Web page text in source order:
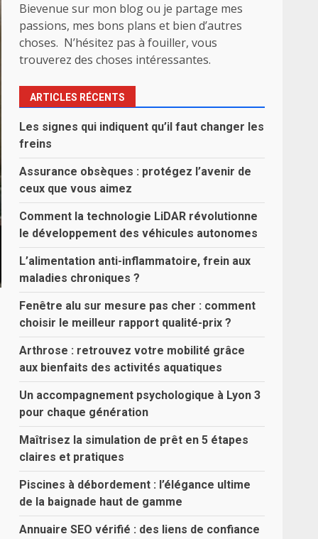
Bievenue sur mon blog ou je partage mes
passions, mes bons plans et bien d’autres
choses. N’hésitez pas à fouiller, vous
trouverez des choses intéressantes.
ARTICLES RÉCENTS
Les signes qui indiquent qu’il faut changer les
freins
Assurance obsèques : protégez l’avenir de
ceux que vous aimez
Comment la technologie LiDAR révolutionne
le développement des véhicules autonomes
L’alimentation anti-inflammatoire, frein aux
maladies chroniques ?
Fenêtre alu sur mesure pas cher : comment
choisir le meilleur rapport qualité-prix ?
Arthrose : retrouvez votre mobilité grâce
aux bienfaits des activités aquatiques
Un accompagnement psychologique à Lyon 3
pour chaque génération
Maîtrisez la simulation de prêt en 5 étapes
claires et pratiques
Piscines à débordement : l’élégance ultime
de la baignade haut de gamme
Annuaire SEO vérifié : des liens de confiance